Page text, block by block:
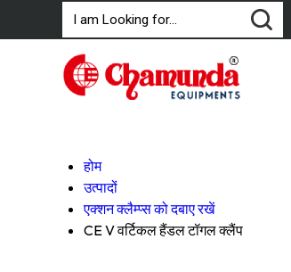
होम
उत्पादों
एक्शन क्लैम्प्स को दबाए रखें
CE V वर्टिकल हैंडल टॉगल क्लैंप